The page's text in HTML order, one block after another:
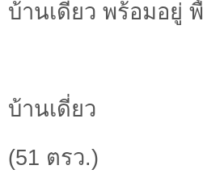
บ้านเดี่ยว พร้อมอยู่
บ้านเดี่ยว
(51 ตรว.)